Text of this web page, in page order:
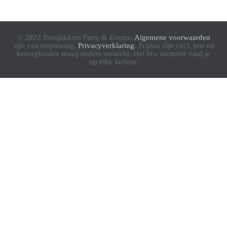
© 2022 Rooijakkers Party & Events. Algemene voorwaarden
zijn van toepassing. Privacyverklaring. Prijzen zijn excl. btw en
bezorgkosten tenzij anders vermeld. Het btw nummer vind je
op elke factuur.